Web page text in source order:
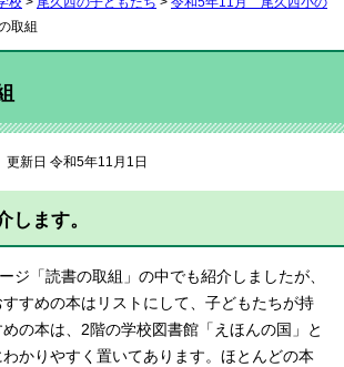
取組
新日 令和5年11月1日
します。
ジ「読書の取組」の中でも紹介しましたが、
すめの本はリストにして、子どもたちが持
の本は、2階の学校図書館「えほんの国」と
わかりやすく置いてあります。ほとんどの本